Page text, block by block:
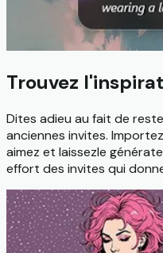
Trouvez
Dites adieu au fait de
anciennes invites.
aimez et laissezle
effort des invites qui